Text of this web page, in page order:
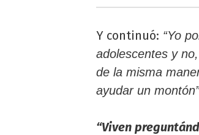
Y continuó: “Yo
adolescentes y
de la misma
ayudar un
“Viven